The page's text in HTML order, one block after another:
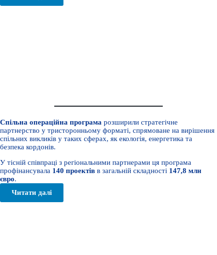
Спільна операційна програма розширили стратегічне
партнерство у тристоронньому форматі, спрямоване на вирішення
спільних викликів у таких сферах, як екологія, енергетика та
безпека кордонів.
У тісній співпраці з регіональними партнерами ця програма
профінансувала 140 проектів в загальній складності 147,8 млн
євро.
Читати далі